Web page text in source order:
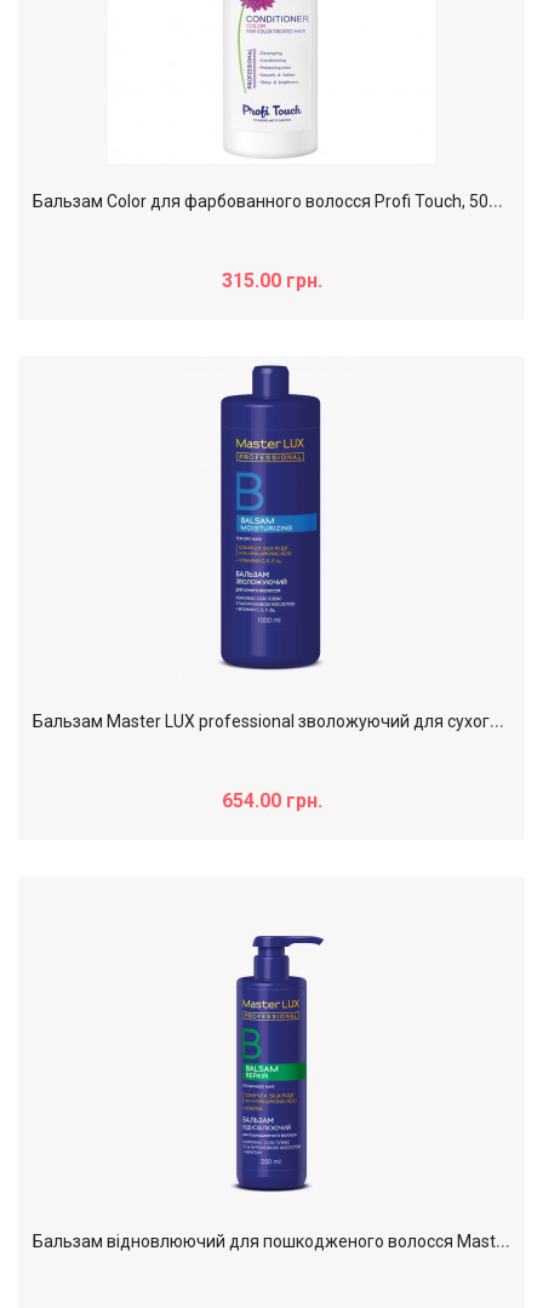
Б
альзам Color для фарбованного волосся Profi Touch, 500 мл
315.00 грн.
Б
альзам Master LUX professional зволожуючий для сухого волосся MOISTURIZING, 1000 мл
654.00 грн.
Б
альзам відновлюючий для пошкодженого волосся Master LUX professional REPAIR, 250 мл